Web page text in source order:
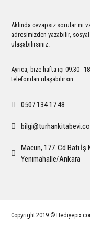
Ürün fiyatı diğer
Bu ürüne benzer farklı
Aklında cevapsız sorular mı
adresimizden yazabilir,
ulaşabilirsiniz.
Ayrıca, bize hafta içi 09:30 -
telefondan ulaşabilirsin.
0507 134 17 48
Macun, 177. Cd Batı
Yenimahalle/Ankara
Copyright 2019 ©